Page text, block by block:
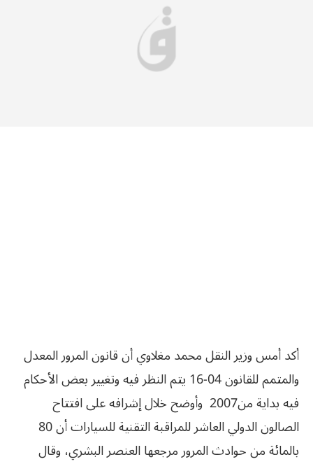
‬فيه‮ ‬بداية‮ ‬من‮ ‬2007‬ وأوضح خلال إشرافه على افتتاح
الصالون الدولي العاشر للمراقبة التقنية للسيارات أن 80
بالمائة من حوادث المرور مرجعها العنصر البشري، وقال